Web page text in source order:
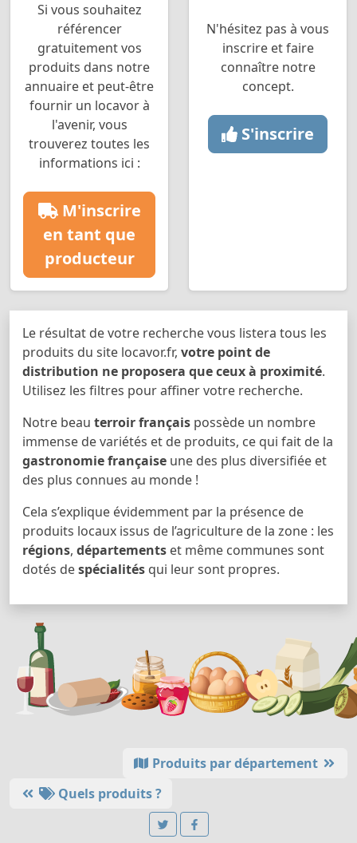
Si vous souhaitez
référencer
gratuitement vos
produits dans notre
annuaire et peut-être
fournir un locavor à
l'avenir, vous
trouverez toutes les
informations ici :
M'inscrire
en tant que
producteur
N'hésitez pas à vous
inscrire et faire
connaître notre
concept.
S'inscrire
Le résultat de votre recherche vous listera tous les
produits du site locavor.fr, votre point de
distribution ne proposera que ceux à proximité.
Utilisez les filtres pour affiner votre recherche.
Notre beau terroir français possède un nombre
immense de variétés et de produits, ce qui fait de la
gastronomie française une des plus diversifiée et
des plus connues au monde !
Cela s’explique évidemment par la présence de
produits locaux issus de l’agriculture de la zone : les
régions, départements et même communes sont
dotés despécialités qui leur sont propres.
Produits par département
Quels produits ?